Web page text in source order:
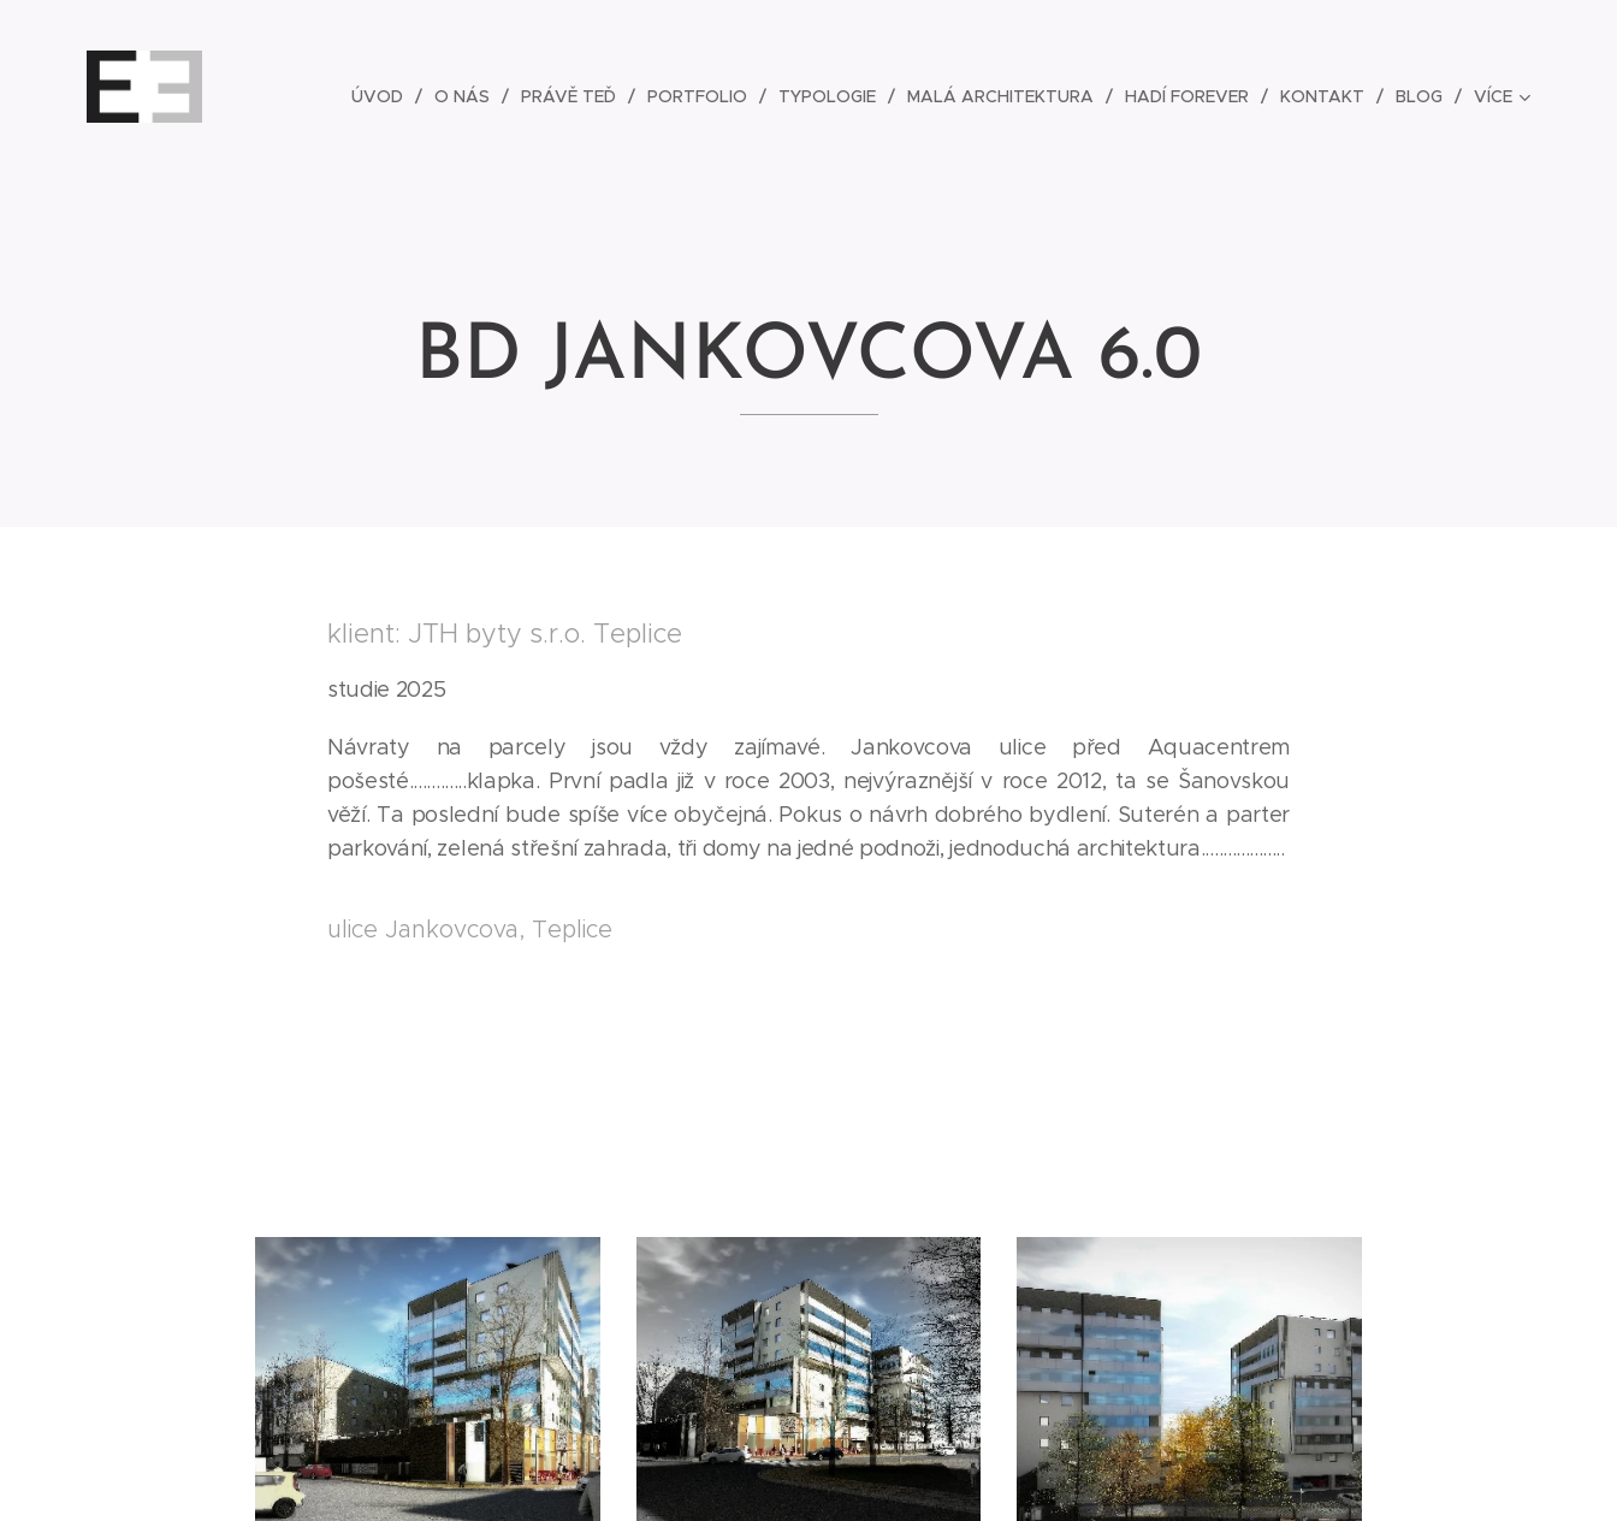
ÚVOD O NÁS PRÁVĚ TEĎ PORTFOLIO TYPOLOGIE MALÁ ARCHITEKTURA HADÍ FOREVER KONTAKT BLOG VÍCE
BD JANKOVCOVA 6.0
klient: JTH byty s.r.o. Teplice
studie 2025
Návraty na parcely jsou vždy zajímavé. Jankovcova ulice před Aquacentrem
pošesté.............klapka. První padla již v roce 2003, nejvýraznější v roce 2012, ta se Šanovskou
věží. Ta poslední bude spíše více obyčejná. Pokus o návrh dobrého bydlení. Suterén a parter
parkování, zelená střešní zahrada, tři domy na jedné podnoži, jednoduchá architektura...................
ulice Jankovcova, Teplice